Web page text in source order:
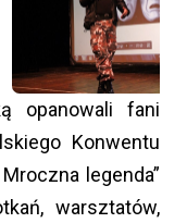
opanowali fani
Konwentu
legenda”
warsztatów,